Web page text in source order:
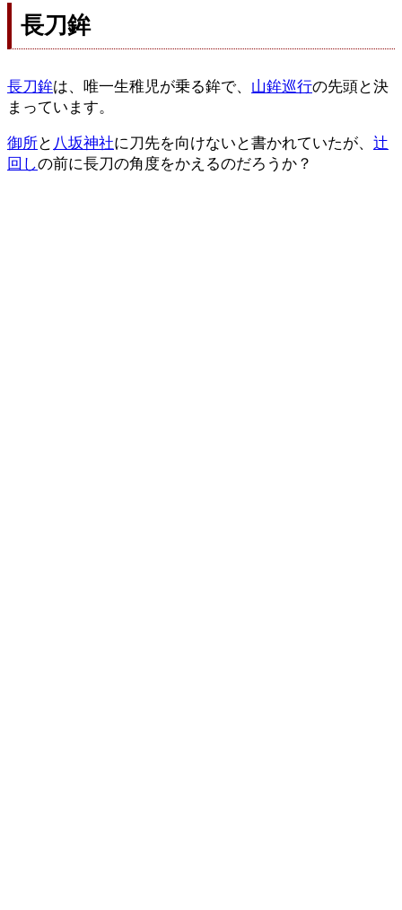
長刀鉾
長刀鉾は、唯一生稚児が乗る鉾で、 山鉾巡行の先頭と決
まっています。
御所と 八坂神社に刀先を向けないと書かれていたが、 辻
回しの前に長刀の角度をかえるのだろうか？